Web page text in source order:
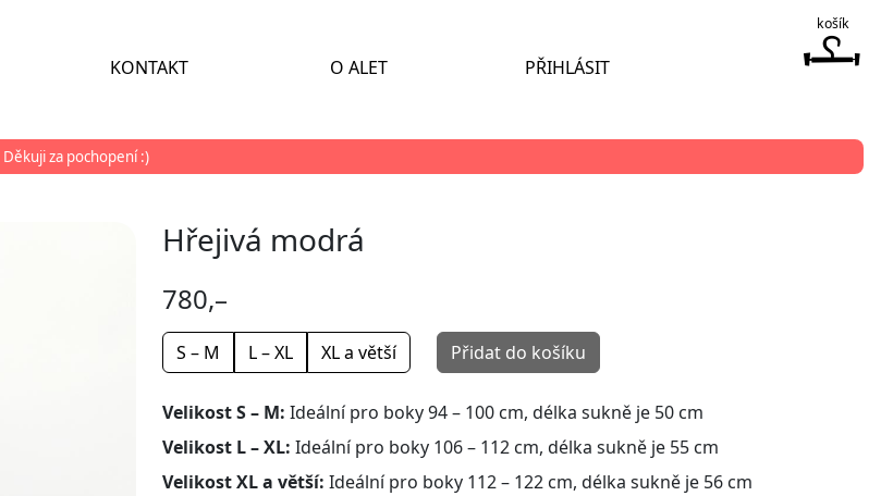
KONTAKT O ALET PŘIHLÁSIT
košík
za pochopení :)
Hřejivá modrá
780,–
S – M L – XL XL a větší Přidat do košíku
Velikost S – M: Ideální pro boky 94 – 100 cm, délka sukně je 50 cm
Velikost L – XL: Ideální pro boky 106 – 112 cm, délka sukně je 55 cm
Velikost XL a větší: Ideální pro boky 112 – 122 cm, délka sukně je 56 cm